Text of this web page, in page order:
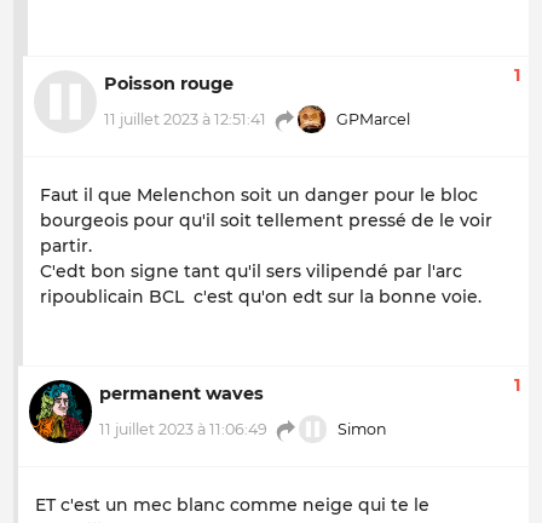
Poisson rouge
11 juillet 2023 à 12:51:41 GPMarcel
1
Faut il que Melenchon soit un danger pour le bloc
bourgeois pour qu'il soit tellement pressé de le voir
partir.
C'edt bon signe tant qu'il sers vilipendé par l'arc
ripoublicain BCL c'est qu'on edt sur la bonne voie.
permanent waves
11 juillet 2023 à 11:06:49 Simon
1
ET c'est un mec blanc comme neige qui te le